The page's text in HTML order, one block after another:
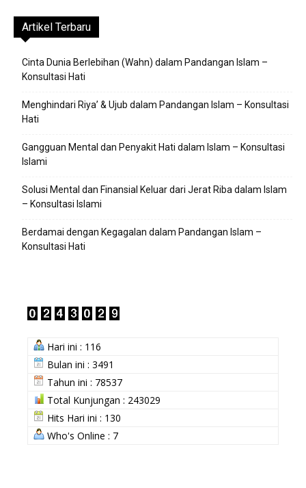
Artikel Terbaru
Cinta Dunia Berlebihan (Wahn) dalam Pandangan Islam –
Konsultasi Hati
Menghindari Riya’ & Ujub dalam Pandangan Islam – Konsultasi
Hati
Gangguan Mental dan Penyakit Hati dalam Islam – Konsultasi
Islami
Solusi Mental dan Finansial Keluar dari Jerat Riba dalam Islam
– Konsultasi Islami
Berdamai dengan Kegagalan dalam Pandangan Islam –
Konsultasi Hati
Hari ini : 116
Bulan ini : 3491
Tahun ini : 78537
Total Kunjungan : 243029
Hits Hari ini : 130
Who's Online : 7